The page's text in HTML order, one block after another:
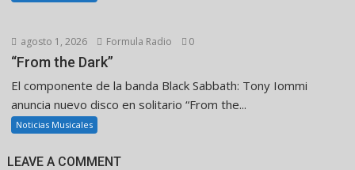
agosto 1, 2026 Formula Radio 0
“From the Dark”
El componente de la banda Black Sabbath: Tony Iommi
anuncia nuevo disco en solitario “From the...
Noticias Musicales
LEAVE A COMMENT